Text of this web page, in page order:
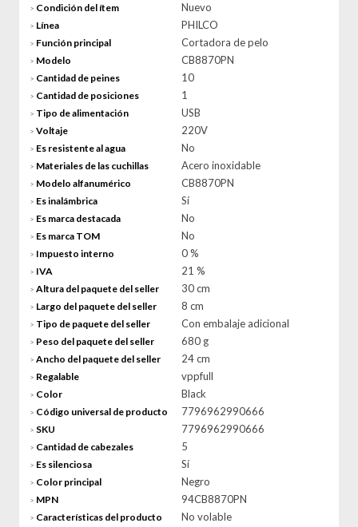
> Condición del ítem Nuevo
> Línea PHILCO
> Función principal Cortadora de pelo
> Modelo CB8870PN
> Cantidad de peines 10
> Cantidad de posiciones 1
> Tipo de alimentación USB
> Voltaje 220V
> Es resistente al agua No
> Materiales de las cuchillas Acero inoxidable
> Modelo alfanumérico CB8870PN
> Es inalámbrica Sí
> Es marca destacada No
> Es marca TOM No
> Impuesto interno 0 %
> IVA 21 %
> Altura del paquete del seller 30 cm
> Largo del paquete del seller 8 cm
> Tipo de paquete del seller Con embalaje adicional
> Peso del paquete del seller 680 g
> Ancho del paquete del seller 24 cm
> Regalable vppfull
> Color Black
> Código universal de producto 7796962990666
> SKU 7796962990666
> Cantidad de cabezales 5
> Es silenciosa Sí
> Color principal Negro
> MPN 94CB8870PN
> Características del producto No volable